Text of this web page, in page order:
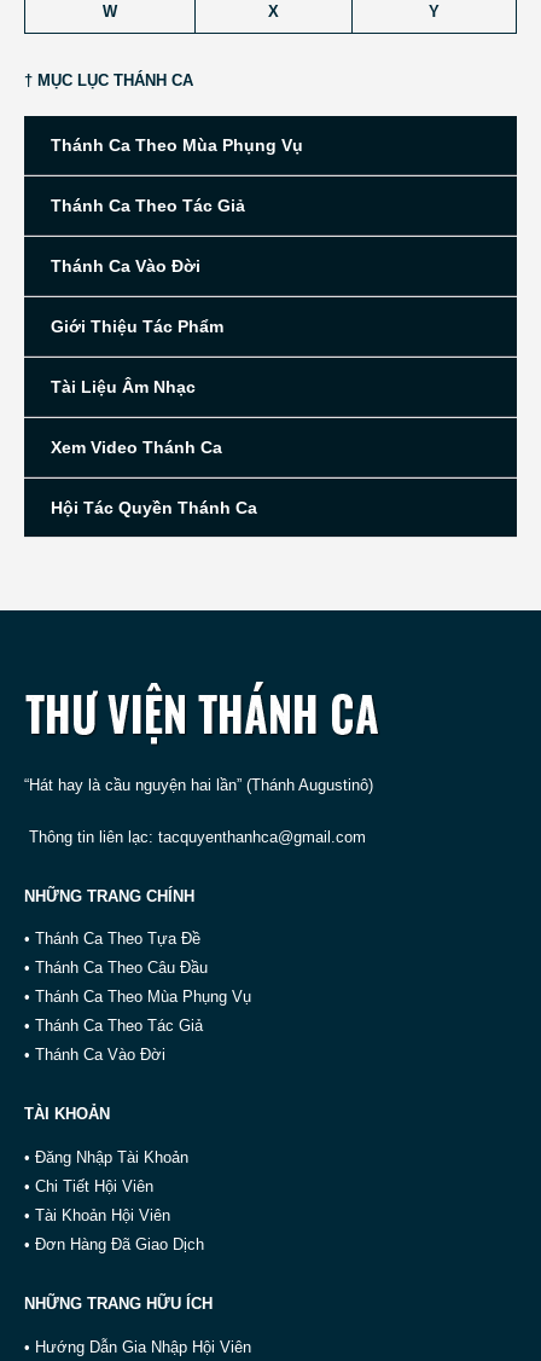
W X Y
† MỤC LỤC THÁNH CA
Thánh Ca Theo Mùa Phụng Vụ
Thánh Ca Theo Tác Giả
Thánh Ca Vào Đời
Giới Thiệu Tác Phẩm
Tài Liệu Âm Nhạc
Xem Video Thánh Ca
Hội Tác Quyền Thánh Ca
“Hát hay là cầu nguyện hai lần” (Thánh Augustinô)
Thông tin liên lạc: tacquyenthanhca@gmail.com
NHỮNG TRANG CHÍNH
• Thánh Ca Theo Tựa Đề
• Thánh Ca Theo Câu Đầu
• Thánh Ca Theo Mùa Phụng Vụ
• Thánh Ca Theo Tác Giả
• Thánh Ca Vào Đời
TÀI KHOẢN
• Đăng Nhập Tài Khoản
• Chi Tiết Hội Viên
• Tài Khoản Hội Viên
• Đơn Hàng Đã Giao Dịch
NHỮNG TRANG HỮU ÍCH
• Hướng Dẫn Gia Nhập Hội Viên